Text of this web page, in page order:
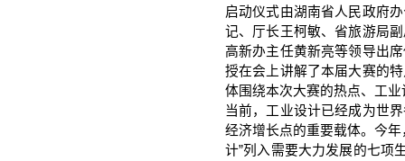
启动仪式由湖南省人民政府
记、厅长王柯敏、省旅游局
高新办主任黄新亮等领导出
授在会上讲解了本届大赛的
体围绕本次大赛的热点、工
当前，工业设计已经成为世
经济增长点的重要载体。今
计”列入需要大力发展的七项